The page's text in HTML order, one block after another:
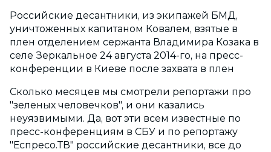
Российские десантники, из экипажей БМД,
уничтоженных капитаном Ковалем, взятые в
плен отделением сержанта Владимира Козака в
селе Зеркальное 24 августа 2014-го, на пресс-
конференции в Киеве после захвата в плен
Сколько месяцев мы смотрели репортажи про
"зеленых человечков", и они казались
неуязвимыми. Да, вот эти всем известные по
пресс-конференциям в СБУ и по репортажу
"Еспресо.ТВ" российские десантники, все до